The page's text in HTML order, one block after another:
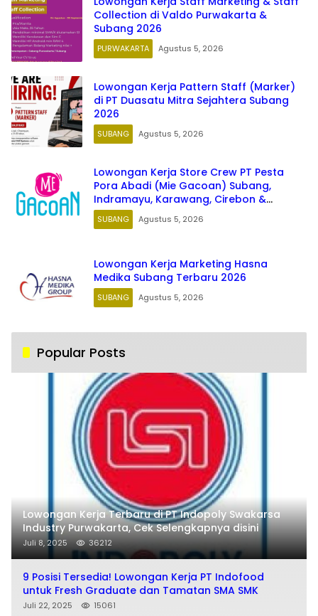
Collection di Valdo Purwakarta &
Subang 2026
PURWAKARTA Agustus 5, 2026
Lowongan Kerja Pattern Staff (Marker)
di PT Duasatu Mitra Sejahtera Subang
2026
SUBANG Agustus 5, 2026
Lowongan Kerja Store Crew PT Pesta
Pora Abadi (Mie Gacoan) Subang,
Indramayu, Karawang, Cirebon &
Majalengka Jawa Barat 2026
SUBANG Agustus 5, 2026
Lowongan Kerja Marketing Hasna
Medika Subang Terbaru 2026
SUBANG Agustus 5, 2026
Popular Posts
Lowongan Kerja Terbaru di PT Indopoly Swakarsa
Industry Purwakarta, Cek Selengkapnya disini
Juli 8, 2025 36212
9 Posisi Tersedia! Lowongan Kerja PT Indofood
untuk Fresh Graduate dan Tamatan SMA SMK
Juli 22, 2025 15061